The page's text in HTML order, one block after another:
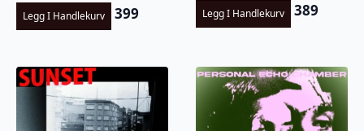
Legg I Handlekurv 399 Legg I Handlekurv 389